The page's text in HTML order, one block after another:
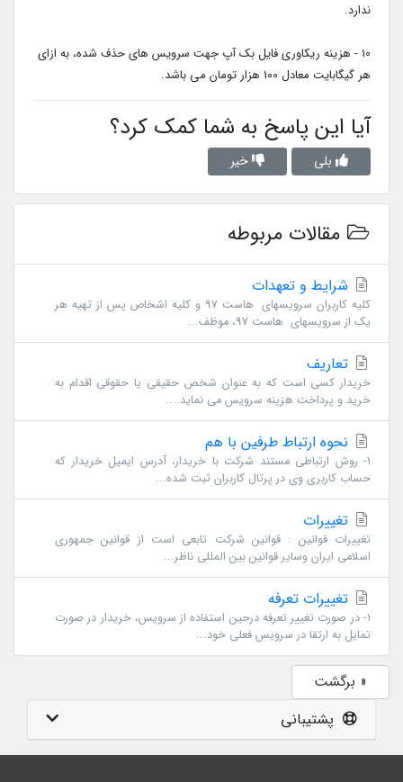
ندارد.
10 - هزینه ریکاوری فایل بک آپ جهت سرویس های حذف شده، به ازای
هر گیگابایت معادل 100 هزار تومان می باشد.
آیا این پاسخ به شما کمک کرد؟
مقالات مربوطه
شرایط و تعهدات
کلیه کاربران سرویسهای هاست 97 و کلیه اشخاص پس از تهیه هر
یک از سرویسهای هاست 97، موظف...
تعاریف
خریدار کسی است که به عنوان شخص حقیقی یا حقوقی اقدام به
خرید و پرداخت هزینه سرویس می نماید....
نحوه ارتباط طرفین با هم
1- روش ارتباطی مستند شرکت با خریدار، آدرس ایمیل خریدار که
حساب کاربری وی در پرتال کاربران ثبت شده...
تغییرات
تغییرات قوانین : قوانین شرکت تابعی است از قوانین جمهوری
اسلامی ایران وسایر قوانین بین المللی ناظر...
تغییرات تعرفه
1- در صورت تغییر تعرفه درحین استفاده از سرویس، خریدار در صورت
تمایل به ارتقا در سرویس فعلی خود...
« برگشت
پشتیبانی